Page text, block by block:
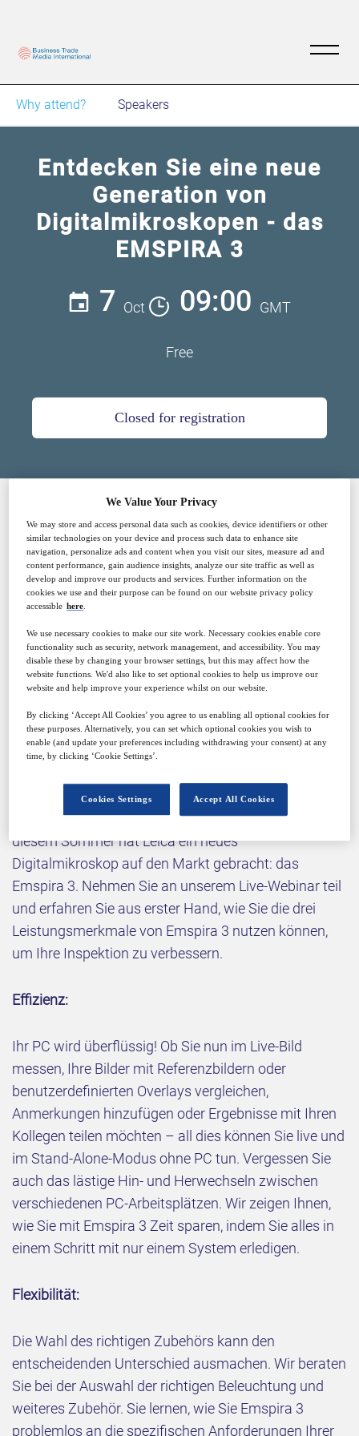
Why attend? Speakers
Entdecken Sie eine neue
Generation von
Digitalmikroskopen - das
EMSPIRA 3
7 Oct 09:00 GMT
Free
Closed for registration
SPONSORED BY
Why attend?
In 3 Schritten zur Optimierung Ihrer
Inspektion
Möchten Sie Ihre Qualitätskontrolle voranbringen? In
diesem Sommer hat Leica ein neues
Digitalmikroskop auf den Markt gebracht: das
Emspira 3. Nehmen Sie an unserem Live-Webinar teil
und erfahren Sie aus erster Hand, wie Sie die drei
Leistungsmerkmale von Emspira 3 nutzen können,
um Ihre Inspektion zu verbessern.
Effizienz:
Ihr PC wird überflüssig! Ob Sie nun im Live-Bild
messen, Ihre Bilder mit Referenzbildern oder
benutzerdefinierten Overlays vergleichen,
Anmerkungen hinzufügen oder Ergebnisse mit Ihren
Kollegen teilen möchten – all dies können Sie live und
im Stand-Alone-Modus ohne PC tun. Vergessen Sie
auch das lästige Hin- und Herwechseln zwischen
verschiedenen PC-Arbeitsplätzen. Wir zeigen Ihnen,
wie Sie mit Emspira 3 Zeit sparen, indem Sie alles in
einem Schritt mit nur einem System erledigen.
Flexibilität:
Die Wahl des richtigen Zubehörs kann den
entscheidenden Unterschied ausmachen. Wir beraten
Sie bei der Auswahl der richtigen Beleuchtung und
weiteres Zubehör. Sie lernen, wie Sie Emspira 3
problemlos an die spezifischen Anforderungen Ihrer
We Value Your Privacy
We may store and access personal data such as cookies, device identifiers or other
similar technologies on your device and process such data to enhance site
navigation, personalize ads and content when you visit our sites, measure ad and
content performance, gain audience insights, analyze our site traffic as well as
develop and improve our products and services. Further information on the
cookies we use and their purpose can be found on our website privacy policy
accessible here
We use necessary cookies to make our site work. Necessary cookies enable core
functionality such as security, network management, and accessibility. You may
disable these by changing your browser settings, but this may affect how the
website functions. We'd also like to set optional cookies to help us improve our
website and help improve your experience whilst on our website.
By clicking ‘Accept All Cookies’ you agree to us enabling all optional cookies for
these purposes. Alternatively, you can set which optional cookies you wish to
enable (and update your preferences including withdrawing your consent) at any
time, by clicking ‘Cookie Settings’.
Accept All Cookies
Cookies Settings